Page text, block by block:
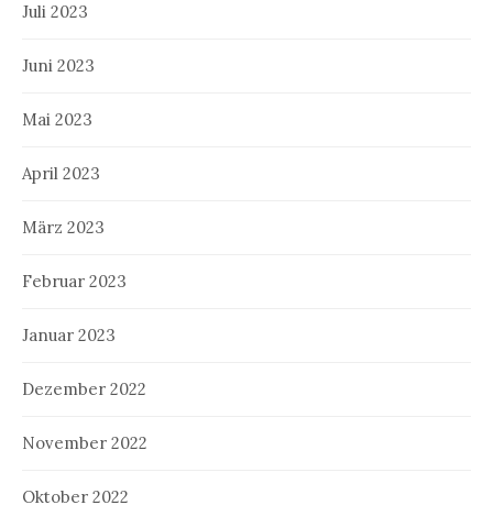
Juli 2023
Juni 2023
Mai 2023
April 2023
März 2023
Februar 2023
Januar 2023
Dezember 2022
November 2022
Oktober 2022